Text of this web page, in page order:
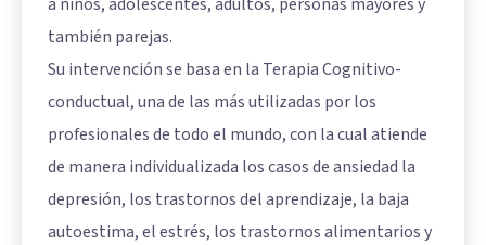
también parejas.
Su intervención se basa en la Terapia Cognitivo-
conductual, una de las más utilizadas por los
profesionales de todo el mundo, con la cual atiende
de manera individualizada los casos de ansiedad la
depresión, los trastornos del aprendizaje, la baja
autoestima, el estrés, los trastornos alimentarios y